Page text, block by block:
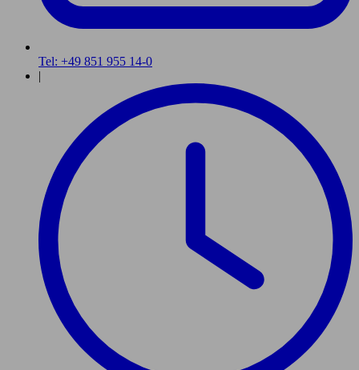
Tel: +49 851 955 14-0
|